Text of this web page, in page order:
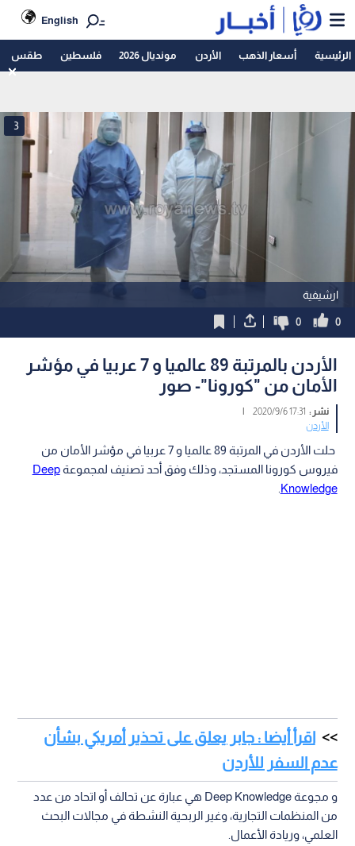
English
الرئيسية أسعار الذهب الأردن مونديال 2026 فلسطين طقس
ارشيفية
3
0
0
الأردن بالمرتبة 89 عالميا و 7 عربيا في مؤشر
الأمان من "كورونا"- صور
نشر : 17:31 2020/9/6
|
الأردن
حلت الأردن في المرتبة 89 عالميا و 7 عربيا في مؤشر الأمان من
فيروس كورونا المستجد، وذلك وفق أحد تصنيف لمجموعةDeep
Knowledge
اقرأ أيضا : جابر يعلق على تحذير أمريكي بشأن
عدم السفر للأردن
و مجوعة Deep Knowledge هي عبارة عن تحالف أو اتحاد من عدد
من المنظمات التجارية، وغير الربحية النشطة في مجالات البحث
العلمي، وريادة الأعمال.